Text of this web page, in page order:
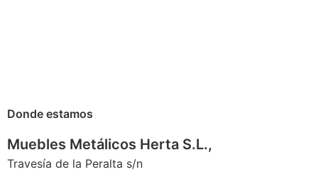
Donde estamos
Muebles Metálicos Herta S.L.,
Travesía de la Peralta s/n